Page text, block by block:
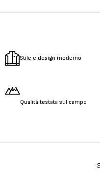
Stile e design moderno
Qualità testata sul campo